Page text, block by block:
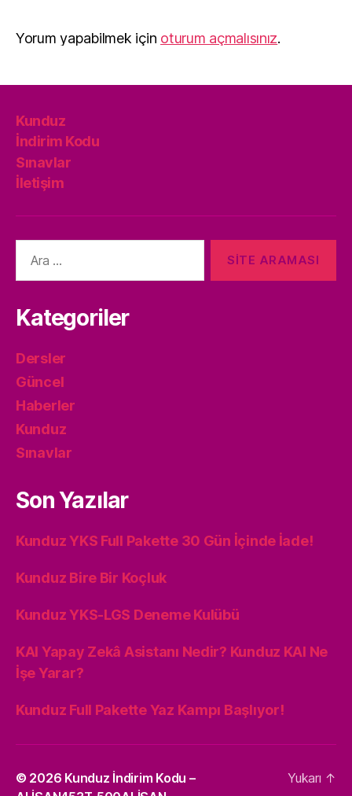
Yorum yapabilmek için oturum açmalısınız.
Kunduz
İndirim Kodu
Sınavlar
İletişim
yap:
Kategoriler
Dersler
Güncel
Haberler
Kunduz
Sınavlar
Son Yazılar
Kunduz YKS Full Pakette 30 Gün İçinde İade!
Kunduz Bire Bir Koçluk
Kunduz YKS-LGS Deneme Kulübü
KAI Yapay Zekâ Asistanı Nedir? Kunduz KAI Ne
İşe Yarar?
Kunduz Full Pakette Yaz Kampı Başlıyor!
© 2026 Kunduz İndirim Kodu –
Yukarı ↑